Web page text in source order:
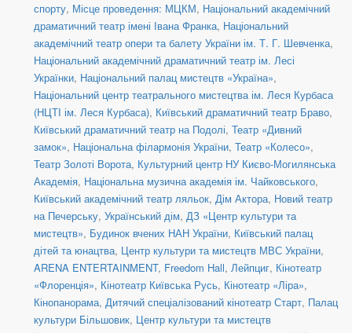
спорту, Місце проведення: МЦКМ, Національний академічний
драматичний театр імені Івана Франка, Національний
академічний театр опери та балету України ім. Т. Г. Шевченка,
Національний академічний драматичний театр ім. Лесі
Українки, Національний палац мистецтв «Україна»,
Національний центр театрального мистецтва ім. Леся Курбаса
(НЦТІ ім. Леся Курбаса), Київський драматичний театр Браво,
Київський драматичний театр на Подолі, Театр «Дивний
замок», Національна філармонія України, Театр «Колесо»,
Театр Золоті Ворота, Культурний центр НУ Києво-Могилянська
Академія, Національна музична академія ім. Чайковського,
Київський академічний театр ляльок, Дім Актора, Новий театр
на Печерську, Український дім, ДЗ «Центр культури та
мистецтв», Будинок вчених НАН України, Київський палац
дітей та юнацтва, Центр культури та мистецтв МВС України,
ARENA ENTERTAINMENT, Freedom Hall, Лейпциг, Кінотеатр
«Флоренція», Кінотеатр Київська Русь, Кінотеатр «Ліра»,
Кінопанорама, Дитячий спеціалізований кінотеатр Старт, Палац
культури Більшовик, Центр культури та мистецтв